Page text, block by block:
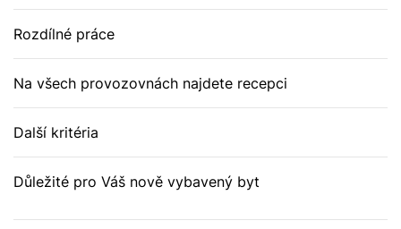
Rozdílné práce
Na všech provozovnách najdete recepci
Další kritéria
Důležité pro Váš nově vybavený byt